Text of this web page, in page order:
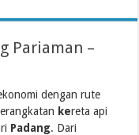
Pariaman –
dengan rute
kereta api
Padang. Dari